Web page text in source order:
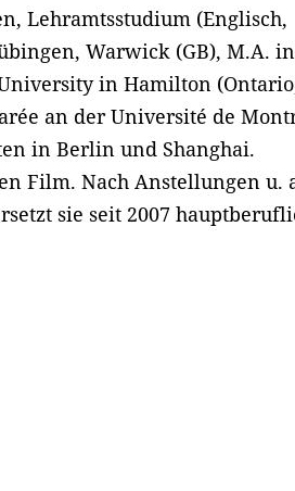
Lehramtsstudium (Englisch,
Warwick (GB), M.A. in
in Hamilton
an der Université de
in Berlin und Shanghai.
Film. Nach Anstellungen u.
sie seit 2007